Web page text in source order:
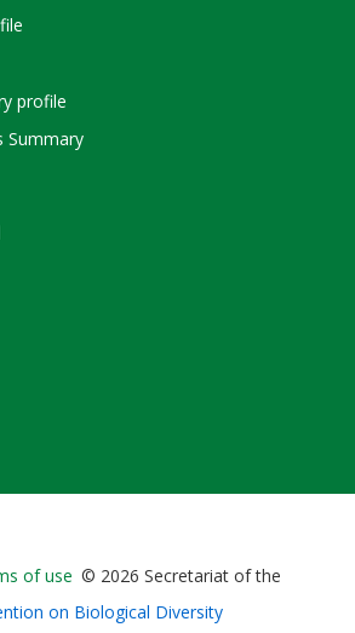
profile
Summary
Bioland
-
of use © 2026 Secretariat of the
on Biological Diversity